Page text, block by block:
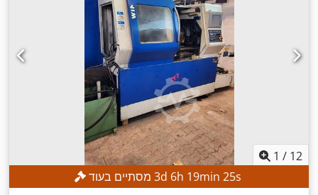
1 / 12
3d 6h 19min 23s